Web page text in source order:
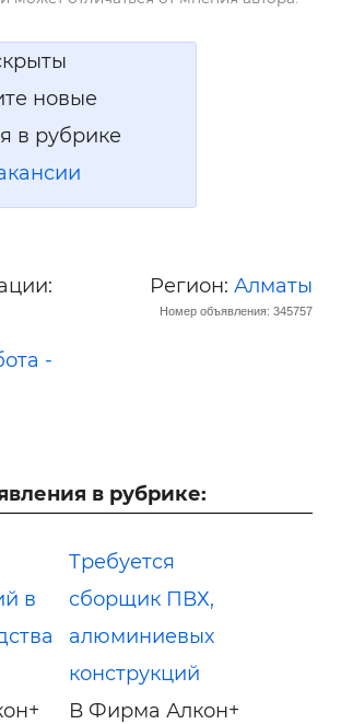
новые
в рубрике
-
Регион: Алматы
Номер объявления: 345757
в рубрике:
в
Требуется
сборщик ПВХ,
алюминиевых
конструкций
В Фирма Алкон+